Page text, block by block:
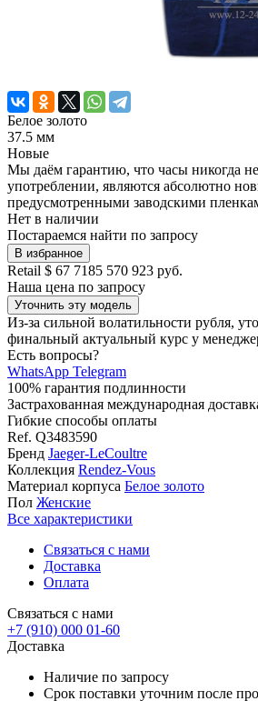
Белое золото
37.5 мм
Новые
Мы даём гарантию, что часы никогда
употреблении, являются абсолютно
предусмотренными заводскими
Нет в наличии
Постараемся найти по запросу
В избранное
Retail $ 67 7185 570 923 руб.
Наша цена по запросу
Уточнить эту модель
Из-за сильной волатильности рубля,
финальный актуальный курс у
Есть вопросы?
WhatsApp Telegram
100% гарантия подлинности
Застрахованная международная
Гибкие способы оплаты
Ref. Q3483590
Бренд Jaeger-LeCoultre
Коллекция Rendez-Vous
Материал корпуса Белое золото
Пол Женские
Все характеристики
Связаться с нами
Доставка
Оплата
Связаться с нами
+7 (910) 000 01-60
Доставка
Наличие по запросу
Срок поставки уточним после